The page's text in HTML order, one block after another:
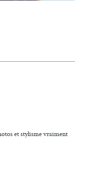
et stylisme vraiment